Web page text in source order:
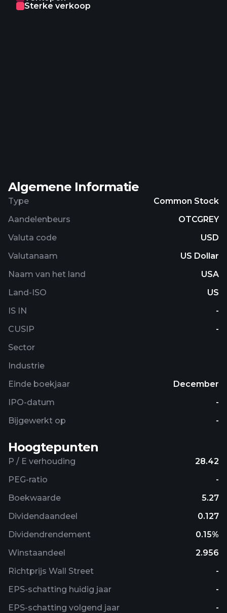
Sterke verkoop
hotels, industry and trade, sewage treatment
Algemene Informatie
Type
Common Stock
Aandelenbeurs
OTCGREY
Valuta code
USD
Valutanaam
US Dollar
Naam van het land
USA
Land-ISO
US
IS IN
-
CUSIP
-
Sector
Industrie
Einde boekjaar
December
IPO-datum
-
Bijgewerkt op
-
Hoogtepunten
P / E verhouding
28.42
PEG-ratio
-
Boekwaarde
5.27
Dividendaandeel
0.127
Dividendrendement
0.15%
Winstaandeel
2.956
Richtprijs Wall Street
-
EPS-schatting huidig ​​jaar
-
EPS-schatting volgend jaar
-